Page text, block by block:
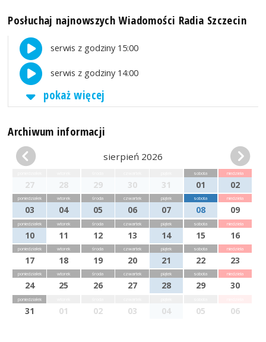
Posłuchaj najnowszych Wiadomości Radia Szczecin
serwis z godziny 15:00
serwis z godziny 14:00
pokaż więcej
Archiwum informacji
sierpień 2026
27 28 29 30 31
sobota
01
niedziela
02
poniedziałek
03
wtorek
04
środa
05
czwartek
06
piątek
07
sobota
08
niedziela
09
poniedziałek
10
wtorek
11
środa
12
czwartek
13
piątek
14
sobota
15
niedziela
16
poniedziałek
17
wtorek
18
środa
19
czwartek
20
piątek
21
sobota
22
niedziela
23
poniedziałek
24
wtorek
25
środa
26
czwartek
27
piątek
28
sobota
29
niedziela
30
poniedziałek
31 01 02 03 04 05 06